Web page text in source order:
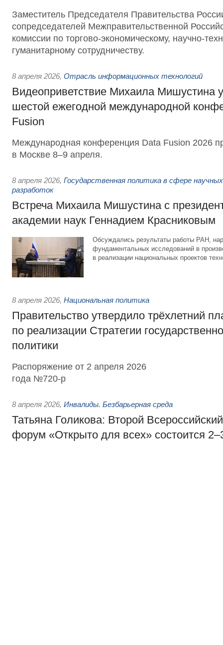
Заместитель Председателя Правительства
сопредседателей Межправительственной
комиссии по торгово-экономическому, научно-
гуманитарному сотрудничеству.
8 апреля 2026, Отрасль информационных технологий
Видеоприветствие Михаила Мишустина
шестой ежегодной международной
Fusion
Международная конференция Data Fusion 2026
в Москве 8–9 апреля.
8 апреля 2026, Государственная политика в сфере
разработок
Встреча Михаила Мишустина с
академии наук Геннадием Красниковым
Обсуждались результаты работы РАН,
фундаментальных исследований в
в реализации национальных проектов
8 апреля 2026, Национальная политика
Правительство утвердило трёхлетний
по реализации Стратегии
политики
Распоряжение от 2 апреля 2026
года №720-р
8 апреля 2026, Инвалиды. Безбарьерная среда
Татьяна Голикова: Второй
форум «Открыто для всех» состоится